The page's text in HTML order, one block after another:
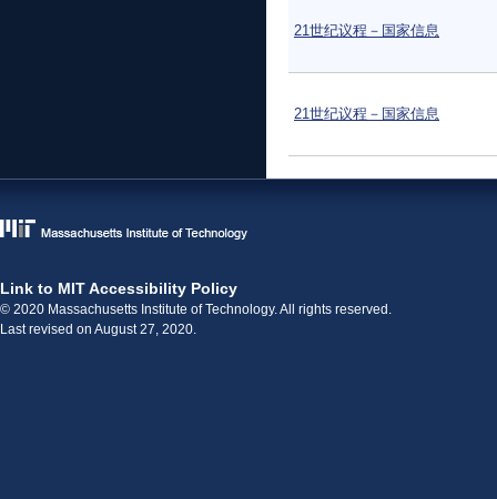
21世纪议程－国家信息
21世纪议程－国家信息
Link to MIT Accessibility Policy
© 2020 Massachusetts Institute of Technology. All rights reserved.
Last revised on August 27, 2020.